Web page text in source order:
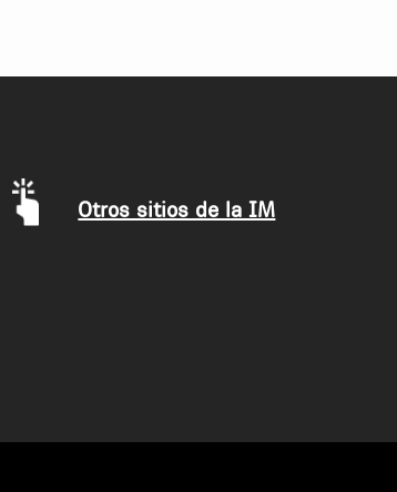
Otros sitios de la IM